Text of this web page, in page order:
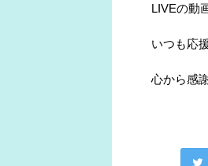
LIVEの動
いつも応
心から感